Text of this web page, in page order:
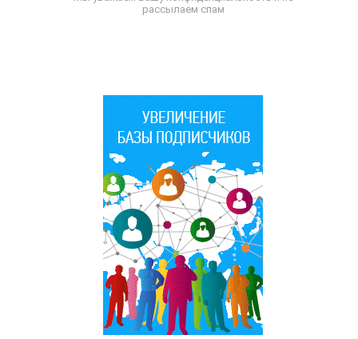
рассылаем спам